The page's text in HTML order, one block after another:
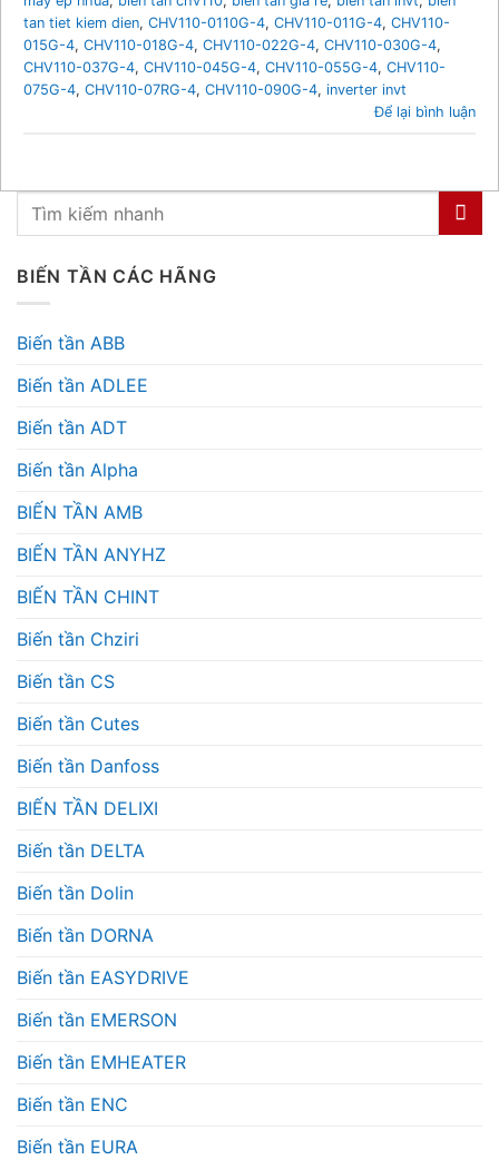
BIẾN TẦN CÁC HÃNG
Biến tần ABB
Biến tần ADLEE
Biến tần ADT
Biến tần Alpha
BIẾN TẦN AMB
BIẾN TẦN ANYHZ
BIẾN TẦN CHINT
Biến tần Chziri
Biến tần CS
Biến tần Cutes
Biến tần Danfoss
BIẾN TẦN DELIXI
Biến tần DELTA
Biến tần Dolin
Biến tần DORNA
Biến tần EASYDRIVE
Biến tần EMERSON
Biến tần EMHEATER
Biến tần ENC
Biến tần EURA
tan tiet kiem dien, CHV110-0110G-4, CHV110-011G-4, CHV110-
015G-4, CHV110-018G-4, CHV110-022G-4, CHV110-030G-4,
CHV110-037G-4, CHV110-045G-4, CHV110-055G-4, CHV110-
075G-4, CHV110-07RG-4, CHV110-090G-4, inverter invt
Để lại bình luận